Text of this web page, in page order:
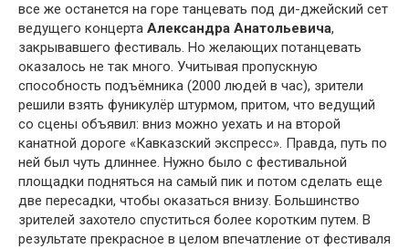
все же останется на горе танцевать под ди-джейский сет
ведущего концерта Александра Анатольевича,
закрывавшего фестиваль. Но желающих потанцевать
оказалось не так много. Учитывая пропускную
способность подъёмника (2000 людей в час), зрители
решили взять фуникулёр штурмом, притом, что ведущий
со сцены объявил: вниз можно уехать и на второй
канатной дороге «Кавказский экспресс». Правда, путь по
ней был чуть длиннее. Нужно было с фестивальной
площадки подняться на самый пик и потом сделать еще
две пересадки, чтобы оказаться внизу. Большинство
зрителей захотело спуститься более коротким путем. В
результате прекрасное в целом впечатление от фестиваля